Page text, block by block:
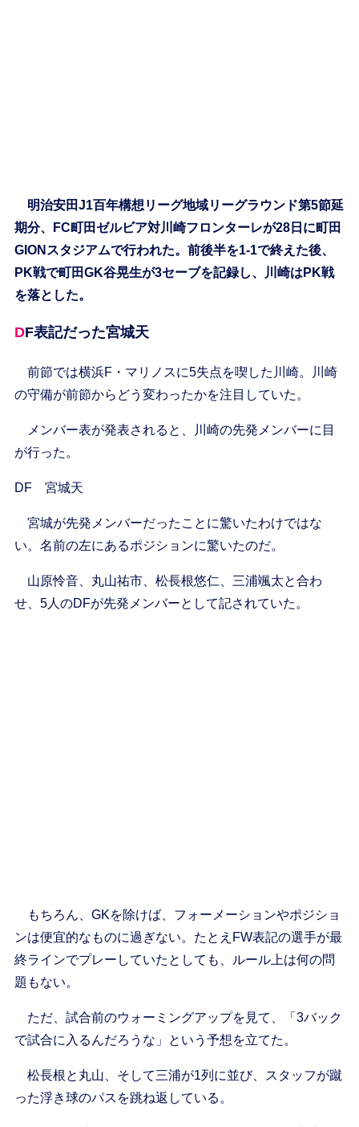
明治安田J1百年構想リーグ地域リーグラウンド第5節延
期分、FC町田ゼルビア対川崎フロンターレが28日に町田
GIONスタジアムで行われた。前後半を1-1で終えた後、
PK戦で町田GK谷晃生が3セーブを記録し、川崎はPK戦
を落とした。
DF表記だった宮城天
前節では横浜F・マリノスに5失点を喫した川崎。川崎
の守備が前節からどう変わったかを注目していた。
メンバー表が発表されると、川崎の先発メンバーに目
が行った。
DF 宮城天
宮城が先発メンバーだったことに驚いたわけではな
い。名前の左にあるポジションに驚いたのだ。
山原怜音、丸山祐市、松長根悠仁、三浦颯太と合わ
せ、5人のDFが先発メンバーとして記されていた。
もちろん、GKを除けば、フォーメーションやポジショ
ンは便宜的なものに過ぎない。たとえFW表記の選手が最
終ラインでプレーしていたとしても、ルール上は何の問
題もない。
ただ、試合前のウォーミングアップを見て、「3バック
で試合に入るんだろうな」という予想を立てた。
松長根と丸山、そして三浦が1列に並び、スタッフが蹴
った浮き球のパスを跳ね返している。